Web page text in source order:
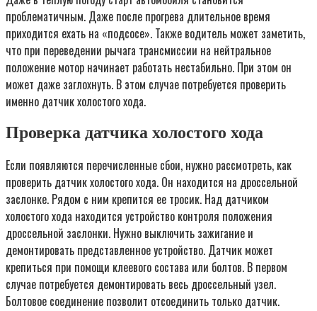
проблематичным. Даже после прогрева длительное время
приходится ехать на «подсосе». Также водитель может заметить,
что при переведении рычага трансмиссии на нейтральное
положение мотор начинает работать нестабильно. При этом он
может даже заглохнуть. В этом случае потребуется проверить
именно датчик холостого хода.
Проверка датчика холостого хода
Если появляются перечисленные сбои, нужно рассмотреть, как
проверить датчик холостого хода. Он находится на дроссельной
заслонке. Рядом с ним крепится ее тросик. Над датчиком
холостого хода находится устройство контроля положения
дроссельной заслонки. Нужно выключить зажигание и
демонтировать представленное устройство. Датчик может
крепиться при помощи клеевого состава или болтов. В первом
случае потребуется демонтировать весь дроссельный узел.
Болтовое соединение позволит отсоединить только датчик.